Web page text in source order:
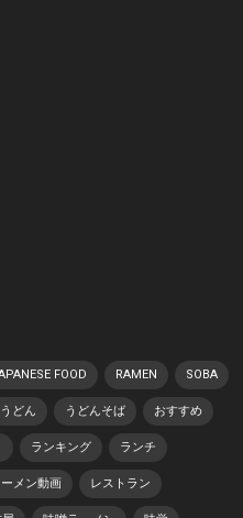
FOOD RAMEN SOBA
うどん うどんそば おすすめ
ランキング ランチ
メン動画 レストラン